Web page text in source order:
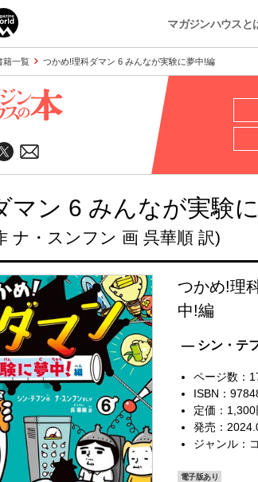
マガジンハウスと
籍一覧 つかめ!理科ダマン 6 みんなが実験に夢中!編
マン 6 みんなが実験
ナ・スンフン 画 呉華順 訳)
つかめ!理
中!編
— シン・テ
ページ数：
ISBN：
定価：
発売：
ジャンル：
電子版あり